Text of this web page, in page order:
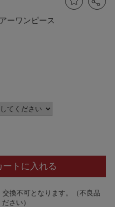
ーワンピース
ートに入れる
換不可となります。（不良品
さい）